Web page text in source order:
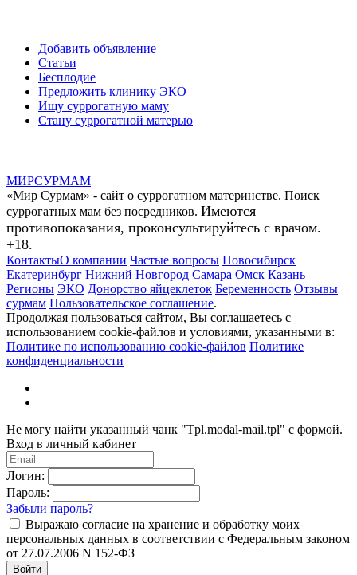
Добавить объявление
Статьи
Бесплодие
Предложить клинику ЭКО
Ищу суррогатную маму
Стану суррогатной матерью
МИРСУРМАМ
«Мир Сурмам» - сайт о суррогатном материнстве. Поиск
суррогатных мам без посредников. Имеются
противопоказания, проконсультируйтесь с врачом.
+18.
КонтактыО компании Частые вопросы Новосибирск
Екатеринбург Нижний Новгород Самара Омск Казань
Регионы ЭКО Донорство яйцеклеток Беременность Отзывы
сурмам Пользовательское соглашение.
Продолжая пользоваться сайтом, Вы соглашаетесь с
использованием cookie-файлов и условиями, указанными в:
Политике по использованию cookie-файлов Политике
конфиденциальности
Не могу найти указанный чанк "Tpl.modal-mail.tpl" с формой.
Вход в личный кабинет
Логин:
Пароль:
Забыли пароль?
Выражаю согласие на хранение и обработку моих
персональных данных в соответствии с Федеральным законом
от 27.07.2006 N 152-ФЗ
Войти